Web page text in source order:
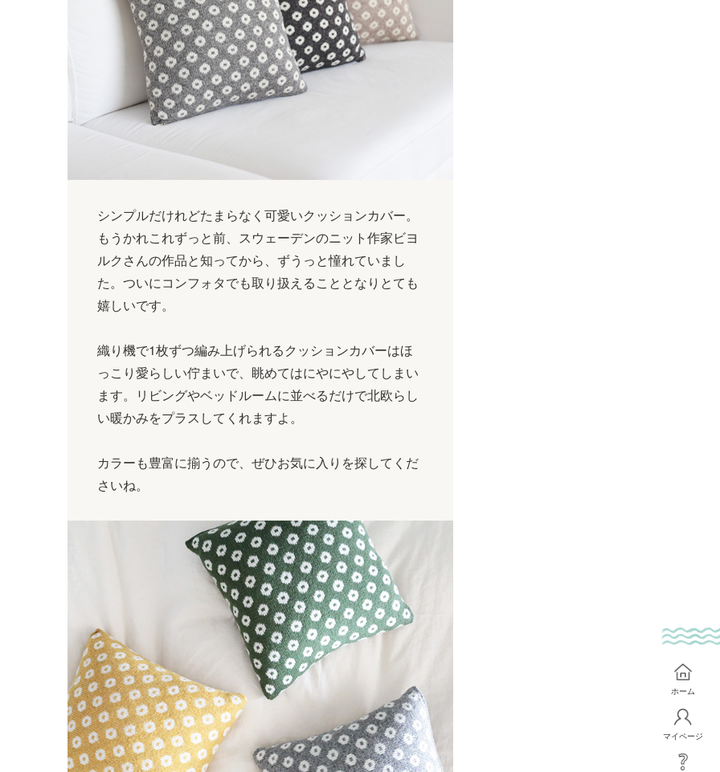
ホーム
マイページ
シンプルだけれどたまらなく可愛いクッションカバー。
もうかれこれずっと前、スウェーデンのニット作家ビヨ
ルクさんの作品と知ってから、ずうっと憧れていまし
た。ついにコンフォタでも取り扱えることとなりとても
嬉しいです。
織り機で1枚ずつ編み上げられるクッションカバーはほ
っこり愛らしい佇まいで、眺めてはにやにやしてしまい
ます。リビングやベッドルームに並べるだけで北欧らし
い暖かみをプラスしてくれますよ。
カラーも豊富に揃うので、ぜひお気に入りを探してくだ
さいね。